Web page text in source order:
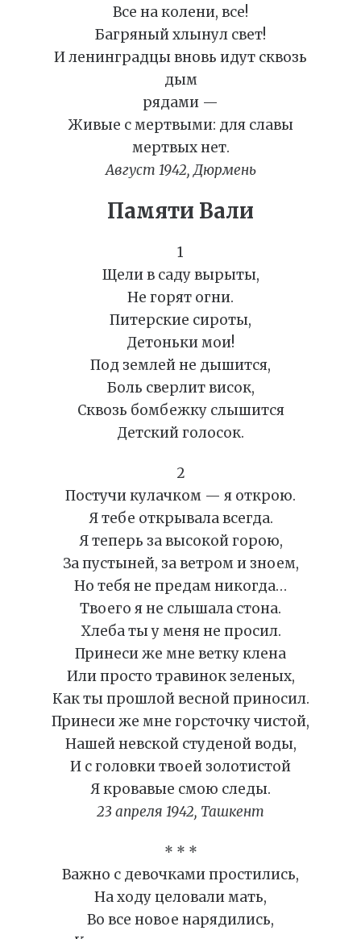
Все на колени, все!
Багряный хлынул свет!
И ленинградцы вновь идут сквозь
дым
рядами —
Живые с мертвыми: для славы
мертвых нет.
Август 1942, Дюрмень
Памяти Вали
1
Щели в саду вырыты,
Не горят огни.
Питерские сироты,
Детоньки мои!
Под землей не дышится,
Боль сверлит висок,
Сквозь бомбежку слышится
Детский голосок.
2
Постучи кулачком — я открою.
Я тебе открывала всегда.
Я теперь за высокой горою,
За пустыней, за ветром и зноем,
Но тебя не предам никогда…
Твоего я не слышала стона.
Хлеба ты у меня не просил.
Принеси же мне ветку клена
Или просто травинок зеленых,
Как ты прошлой весной приносил.
Принеси же мне горсточку чистой,
Нашей невской студеной воды,
И с головки твоей золотистой
Я кровавые смою следы.
23 апреля 1942, Ташкент
* * *
Важно с девочками простились,
На ходу целовали мать,
Во все новое нарядились,